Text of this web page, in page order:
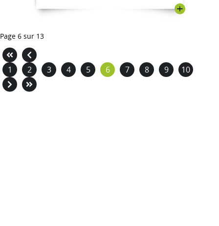
+
Page 6 sur 13
1 2 3 4 5 6 7 8 9 10